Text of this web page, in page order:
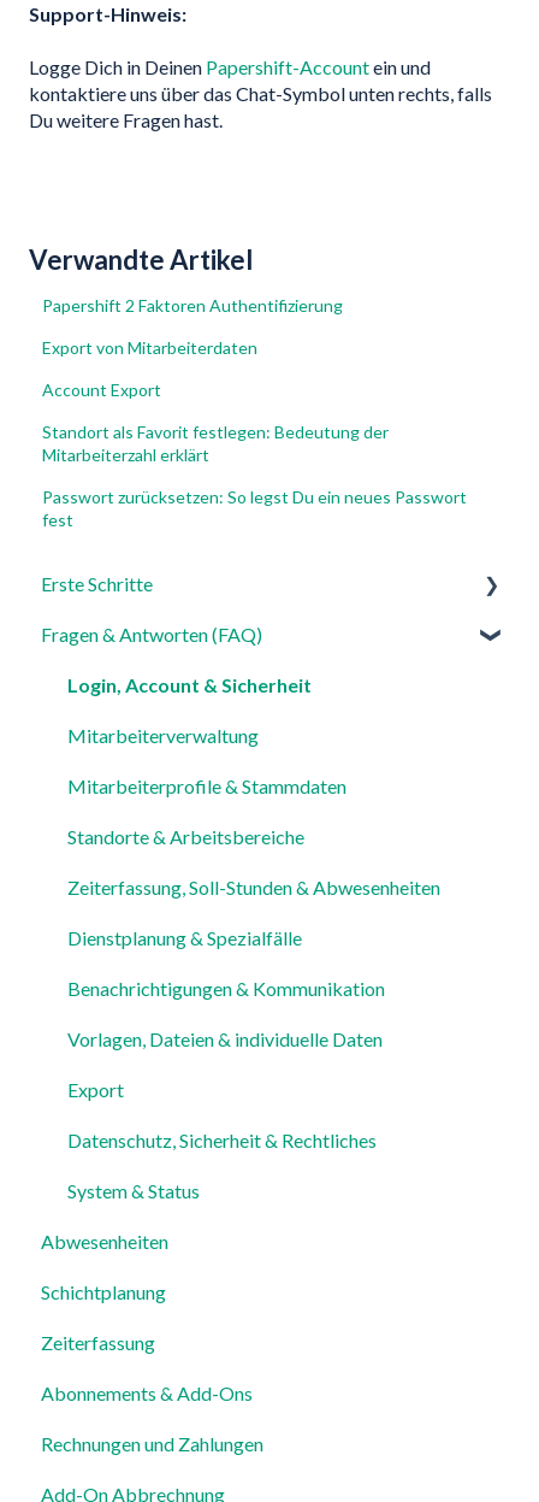
Support-Hinweis:
Logge Dich in Deinen Papershift-Accountein und
kontaktiere uns über das Chat-Symbol unten rechts, falls
Du weitere Fragen hast.
Verwandte Artikel
Papershift 2 Faktoren Authentifizierung
Export von Mitarbeiterdaten
Account Export
Standort als Favorit festlegen: Bedeutung der
Mitarbeiterzahl erklärt
Passwort zurücksetzen: So legst Du ein neues Passwort
fest
Erste Schritte
Für Admins
Für Mitarbeiter
Einstellungen
Fragen & Antworten (FAQ)
Login, Account & Sicherheit
Mitarbeiterverwaltung
Mitarbeiterprofile & Stammdaten
Standorte & Arbeitsbereiche
Zeiterfassung, Soll-Stunden & Abwesenheiten
Dienstplanung & Spezialfälle
Benachrichtigungen & Kommunikation
Vorlagen, Dateien & individuelle Daten
Export
Datenschutz, Sicherheit & Rechtliches
System & Status
Abwesenheiten
Schichtplanung
Zeiterfassung
Abonnements & Add-Ons
Rechnungen und Zahlungen
Add-On Abbrechnung